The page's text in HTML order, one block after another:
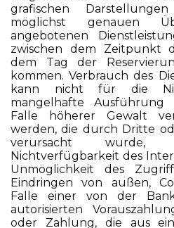
grafischen
möglichst genauen
angebotenen
zwischen dem Zeitpunkt
dem Tag der
kommen. Verbrauch des
kann nicht für die
mangelhafte
Falle höherer Gewalt
werden, die durch Dritte
verursacht wurde,
Nichtverfügbarkeit des
Unmöglichkeit des
Eindringen von außen,
Falle einer von der
autorisierten
oder Zahlung, die aus